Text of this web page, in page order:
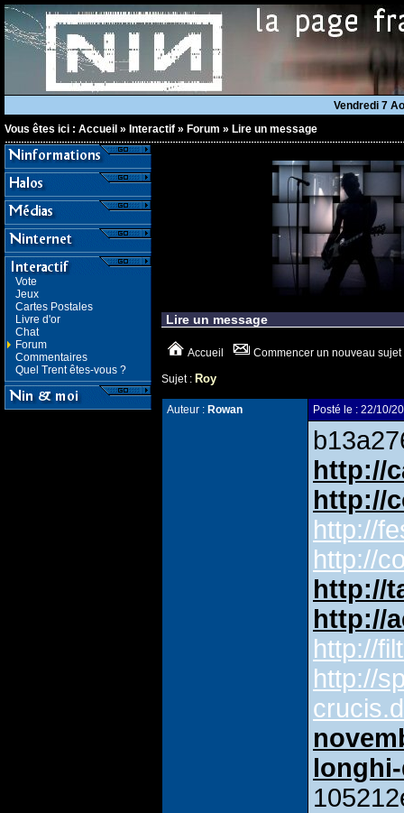
Vendredi 7
Vous êtes ici : Accueil » Interactif » Forum » Lire un message
Vote
Jeux
Cartes Postales
Livre d'or
Chat
Forum
Commentaires
Quel Trent êtes-vous ?
Lire un message
Accueil Commencer un nouveau sujet
Sujet : Roy
Auteur : Rowan Posté le : 22/
http://
http://
http://
http://
http://
http://
http://
http://